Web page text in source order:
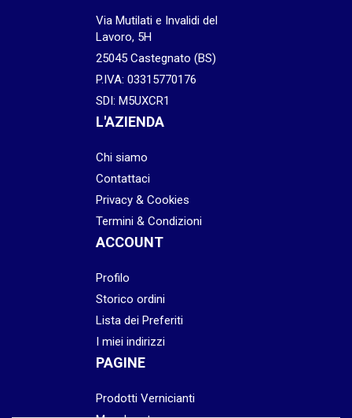
Via Mutilati e Invalidi del
Lavoro, 5H
25045 Castegnato (BS)
P.IVA: 03315770176
SDI: M5UXCR1
L'AZIENDA
Chi siamo
Contattaci
Privacy & Cookies
Termini & Condizioni
ACCOUNT
Profilo
Storico ordini
Lista dei Preferiti
I miei indirizzi
PAGINE
Prodotti Vernicianti